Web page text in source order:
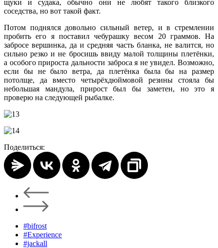
щуки и судака, обычно они не любят такого близкого
соседства, но вот такой факт.
Потом поднялся довольно сильный ветер, и в стремлении
пробить его я поставил чебурашку весом 20 граммов. На
забросе вершинка, да и средняя часть бланка, не валится, но
сильно резко и не бросишь ввиду малой толщины плетёнки,
а особого прироста дальности заброса я не увидел. Возможно,
если бы не было ветра, да плетёнка была бы на размер
потолще, да вместо четырёхдюймовой резины стояла бы
небольшая мандула, прирост был бы заметен, но это я
проверю на следующей рыбалке.
Поделиться:
#bifrost
#Experience
#jackall